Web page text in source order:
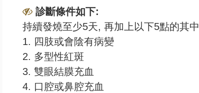
診斷條件如下:
持續發燒至少5天, 再加上以下5點的其
1. 四肢或會陰有病變
2. 多型性紅斑
3. 雙眼結膜充血
4. 口腔或鼻腔充血